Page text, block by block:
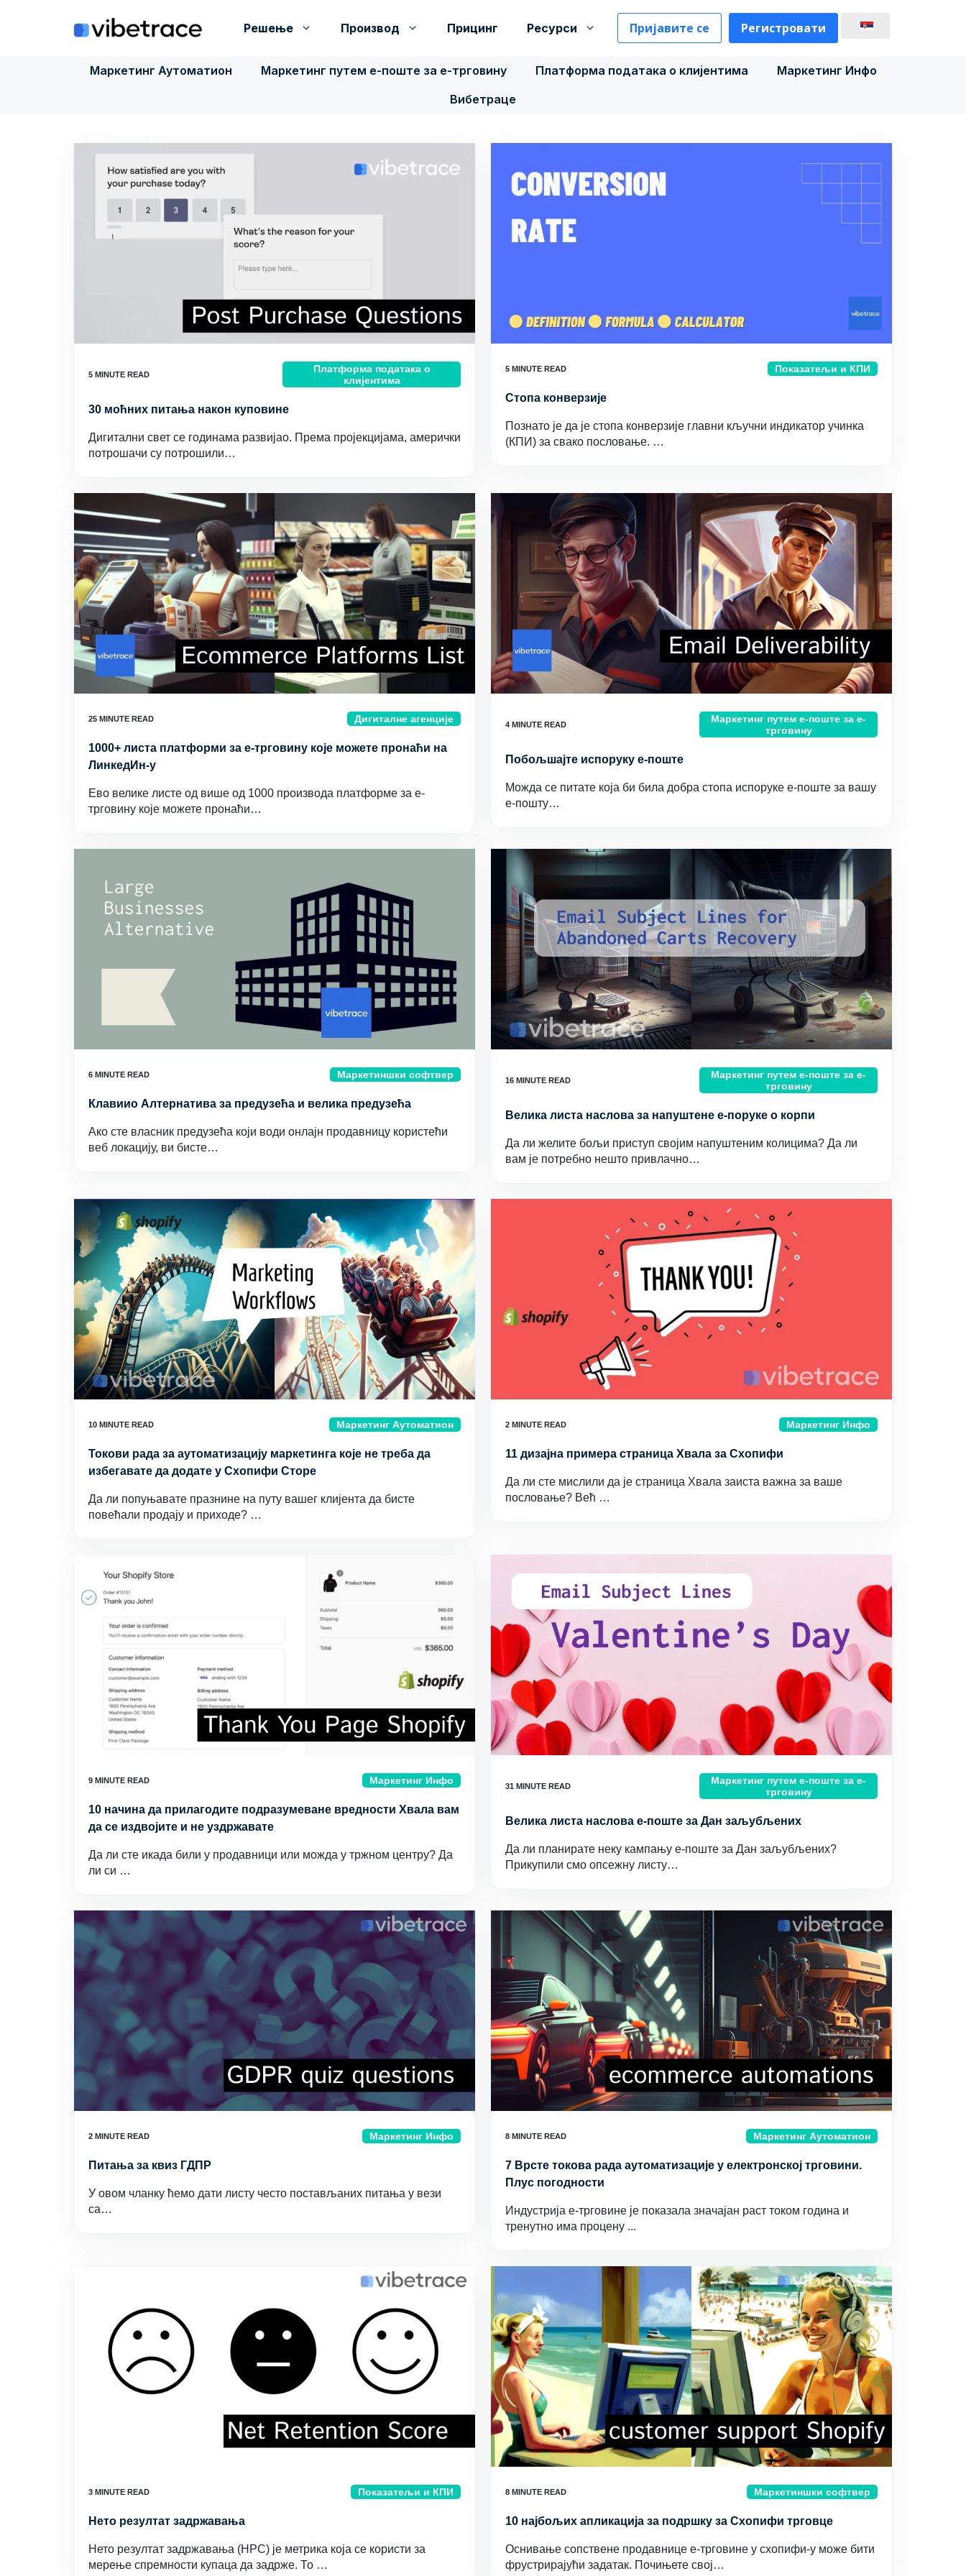
Решење Производ Прицинг Ресурси Пријавите се Регистровати
Маркетинг Аутоматион Маркетинг путем е-поште за е-трговину Платформа података о клијентима
Маркетинг Инфо
Вибетраце
Платформа података о
клијентима
30 моћних питања након куповине
Дигитални свет се годинама развијао. Према пројекцијама, амерички
потрошачи су потрошили…
Показатељи и КПИ
Стопа конверзије
Познато је да је стопа конверзије главни кључни индикатор учинка
(КПИ) за свако пословање. …
Дигиталне агенције
1000+ листа платформи за е-трговину које можете пронаћи на
ЛинкедИн-у
Ево велике листе од више од 1000 производа платформе за е-
трговину које можете пронаћи…
Маркетинг путем е-поште за е-
трговину
Побољшајте испоруку е-поште
Можда се питате која би била добра стопа испоруке е-поште за вашу
е-пошту…
Маркетиншки софтвер
Клавиио Алтернатива за предузећа и велика предузећа
Ако сте власник предузећа који води онлајн продавницу користећи
веб локацију, ви бисте…
Маркетинг путем е-поште за е-
трговину
Велика листа наслова за напуштене е-поруке о корпи
Да ли желите бољи приступ својим напуштеним колицима? Да ли
вам је потребно нешто привлачно…
Маркетинг Аутоматион
Токови рада за аутоматизацију маркетинга које не треба да
избегавате да додате у Схопифи Сторе
Да ли попуњавате празнине на путу вашег клијента да бисте
повећали продају и приходе? …
Маркетинг Инфо
11 дизајна примера страница Хвала за Схопифи
Да ли сте мислили да је страница Хвала заиста важна за ваше
пословање? Већ …
Маркетинг Инфо
10 начина да прилагодите подразумеване вредности Хвала вам
да се издвојите и не уздржавате
Да ли сте икада били у продавници или можда у тржном центру? Да
ли си …
Маркетинг путем е-поште за е-
трговину
Велика листа наслова е-поште за Дан заљубљених
Да ли планирате неку кампању е-поште за Дан заљубљених?
Прикупили смо опсежну листу…
Маркетинг Инфо
Питања за квиз ГДПР
У овом чланку ћемо дати листу често постављаних питања у вези
са…
Маркетинг Аутоматион
7 Врсте токова рада аутоматизације у електронској трговини.
Плус погодности
Индустрија е-трговине је показала значајан раст током година и
тренутно има процену ...
Показатељи и КПИ
Нето резултат задржавања
Нето резултат задржавања (НРС) је метрика која се користи за
мерење спремности купаца да задрже. То …
Маркетиншки софтвер
10 најбољих апликација за подршку за Схопифи трговце
Оснивање сопствене продавнице е-трговине у схопифи-у може бити
фрустрирајући задатак. Почињете свој…